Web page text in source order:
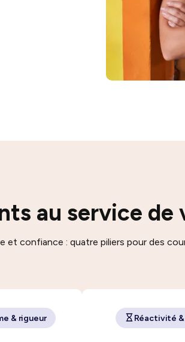
au service
et confiance : quatre piliers pour des
& rigueur Réactivité